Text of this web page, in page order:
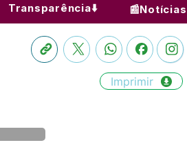
Transparência⬇️ 📰Notícias
Imprimir